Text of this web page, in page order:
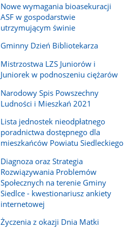
Nowe wymagania bioasekuracji
ASF w gospodarstwie
utrzymującym świnie
Gminny Dzień Bibliotekarza
Mistrzostwa LZS Juniorów i
Juniorek w podnoszeniu ciężarów
Narodowy Spis Powszechny
Ludności i Mieszkań 2021
Lista jednostek nieodpłatnego
poradnictwa dostępnego dla
mieszkańców Powiatu Siedleckiego
Diagnoza oraz Strategia
Rozwiązywania Problemów
Społecznych na terenie Gminy
Siedlce - kwestionariusz ankiety
internetowej
Życzenia z okazji Dnia Matki